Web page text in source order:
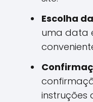
Escolha
uma data
instruções